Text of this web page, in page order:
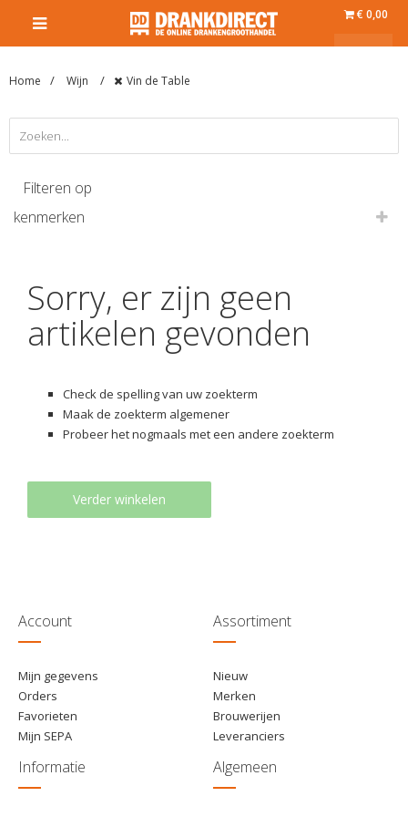
€ 0,00
Home Wijn Vin de Table
Filteren op
kenmerken
Sorry, er zijn geen
artikelen gevonden
Check de spelling van uw zoekterm
Maak de zoekterm algemener
Probeer het nogmaals met een andere zoekterm
Verder winkelen
Account
Mijn gegevens
Orders
Favorieten
Mijn SEPA
Assortiment
Nieuw
Merken
Brouwerijen
Leveranciers
Informatie Algemeen